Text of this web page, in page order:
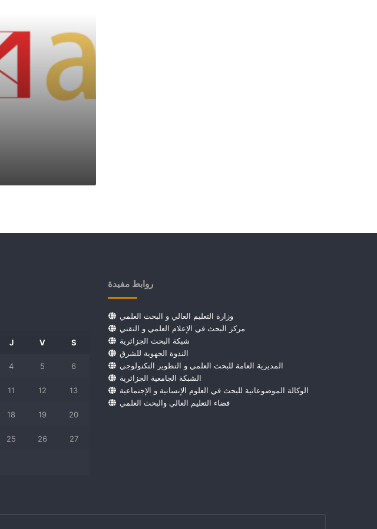
J V S
4 5 6
11 12 13
18 19 20
25 26 27
روابط مفيدة
وزارة التعليم العالي و البحث العلمي
مركز البحث في الإعلام العلمي و التقني
شبكة البحث الجزائرية
الندوة الجهوية للشرق
المديرية العامة للبحث العلمي و التطوير التكنولوجي
الشبكة الجامعية الجزائرية
الوكالة الموضوعاتية للبحث في العلوم الإنسانية و الإجتماعية
فضاء التعليم العالي والبحث العلمي